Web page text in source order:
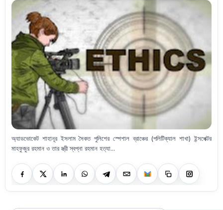
অ্যাডভোকেট শাহানূর ইসলাম সৈকত পুলিশের স্পেশাল ব্রাঞ্চের (পলিটিক্যাল শাখা) ইন্সপেক্টর
মাহফুজুর রহমান ও তার স্ত্রী স্বপ্না রহমান হত্যা...